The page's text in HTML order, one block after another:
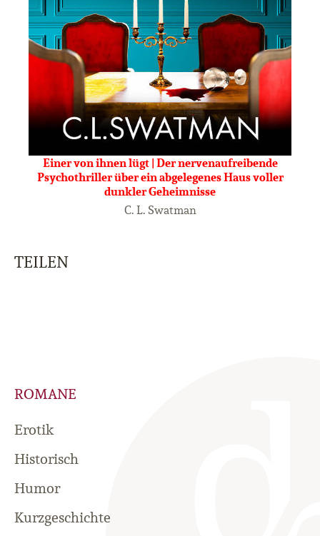
Einer von ihnen lügt | Der nervenaufreibende
Psychothriller über ein abgelegenes Haus voller
dunkler Geheimnisse
C. L. Swatman
TEILEN
ROMANE
Erotik
Historisch
Humor
Kurzgeschichte